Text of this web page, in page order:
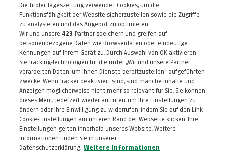
5110 Oberndorf bei Salzburg
Telefon: 06272 / 777725
E-Mail: bernd@brenter.at
Alle Artikel des Händlers
Informationen zum Kaufvertrag
ZURÜCK NACH
OBEN
FAQ HILFE IMPRESSUM
Die Tiroler Tageszeitung verwendet Cookies, um die
Funktionsfähigkeit der Website sicherzustellen sowie die Zugriffe
zu analysieren und das Angebot zu optimieren.
Wir und unsere 423-Partner speichern und greifen auf
personenbezogene Daten wie Browserdaten oder eindeutige
Kennungen auf Ihrem Gerät zu. Durch Auswahl von OK aktivieren
Sie Tracking-Technologien für die unter „Wir und unsere Partner
verarbeiten Daten, um Ihnen Dienste bereitzustellen“ aufgeführten
Zwecke. Wenn Tracker deaktiviert sind, sind manche Inhalte und
Anzeigen möglicherweise nicht mehr so relevant für Sie. Sie können
dieses Menü jederzeit wieder aufrufen, um Ihre Einstellungen zu
ändern oder Ihre Einwilligung zu widerrufen, indem Sie auf den Link
Cookie-Einstellungen am unteren Rand der Webseite klicken. Ihre
Einstellungen gelten innerhalb unseres Website. Weitere
Informationen finden Sie in unserer
Datenschutzerklärung.
Weitere Informationen